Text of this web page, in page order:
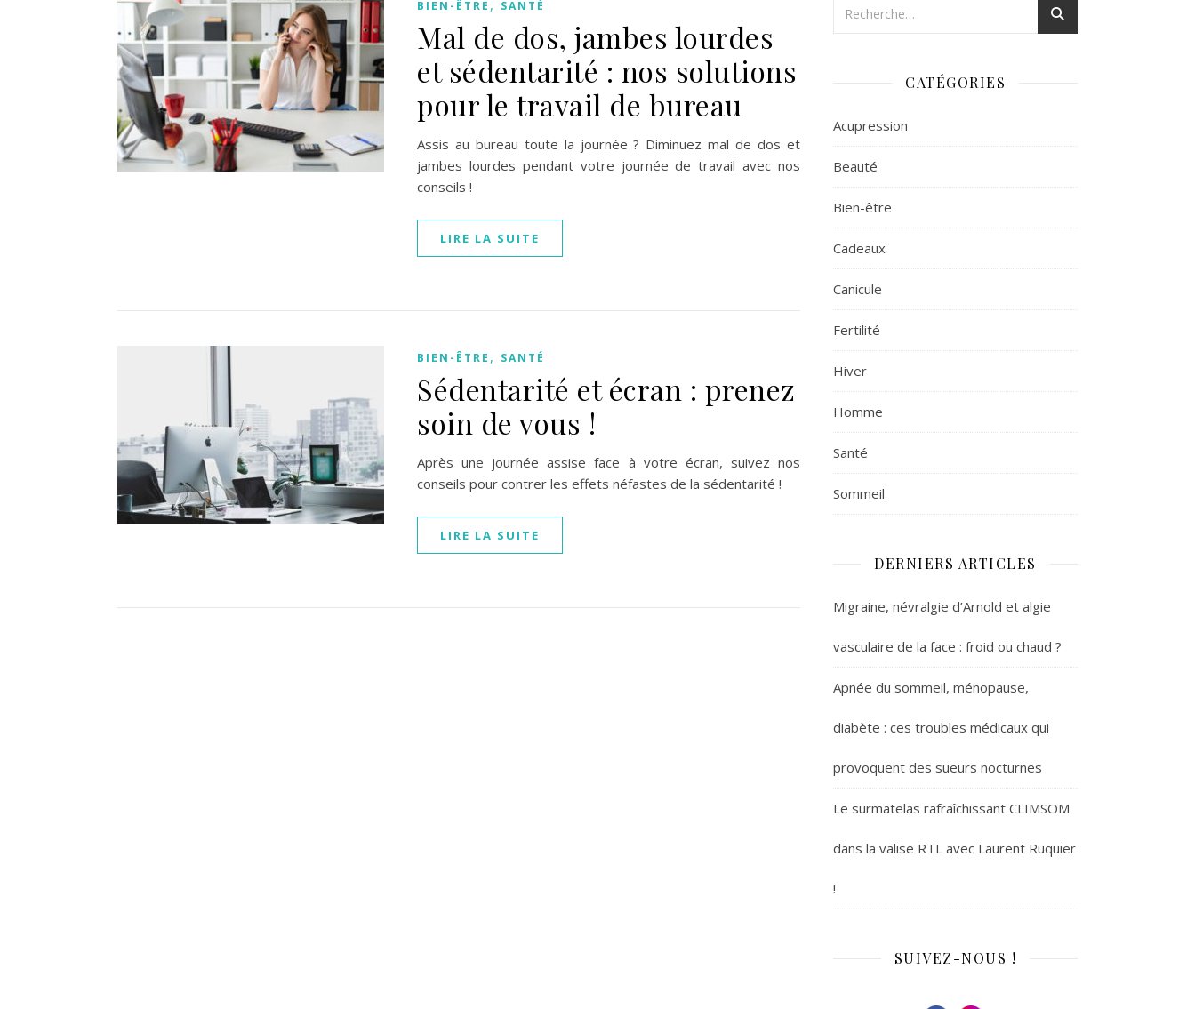
BIEN-ÊTRE , SANTÉ
Mal de dos, jambes lourdes
et sédentarité : nos solutions
pour le travail de bureau
Assis au bureau toute la journée ? Diminuez mal de dos et
jambes lourdes pendant votre journée de travail avec nos
conseils !
LIRE LA SUITE
BIEN-ÊTRE , SANTÉ
Sédentarité et écran : prenez
soin de vous !
Après une journée assise face à votre écran, suivez nos
conseils pour contrer les effets néfastes de la sédentarité !
LIRE LA SUITE
CATÉGORIES
Acupression
Beauté
Bien-être
Cadeaux
Canicule
Fertilité
Hiver
Homme
Santé
Sommeil
DERNIERS ARTICLES
Migraine, névralgie d’Arnold et algie
vasculaire de la face : froid ou chaud ?
Apnée du sommeil, ménopause,
diabète : ces troubles médicaux qui
provoquent des sueurs nocturnes
Le surmatelas rafraîchissant CLIMSOM
dans la valise RTL avec Laurent Ruquier
!
SUIVEZ-NOUS !